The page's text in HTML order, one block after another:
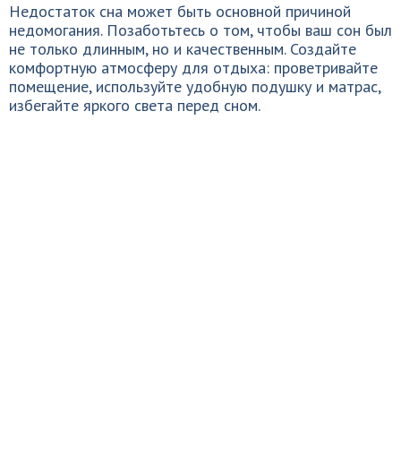
Недостаток сна может быть основной причиной
недомогания. Позаботьтесь о том, чтобы ваш сон был
не только длинным, но и качественным. Создайте
комфортную атмосферу для отдыха: проветривайте
помещение, используйте удобную подушку и матрас,
избегайте яркого света перед сном.